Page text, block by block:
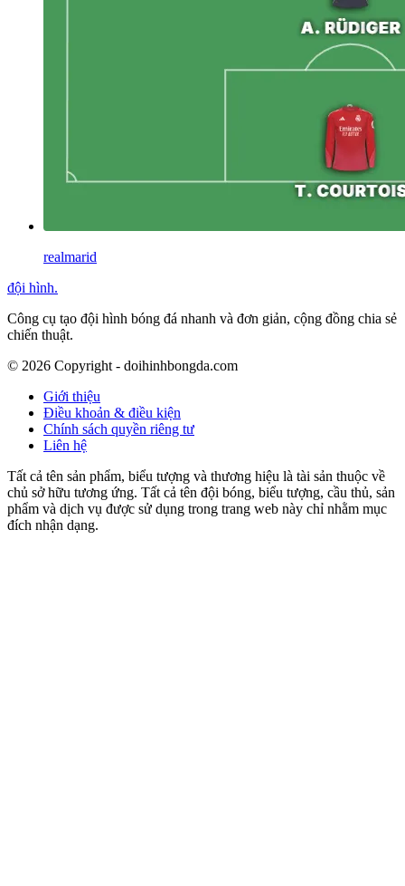
realmarid
đội hình.
Công cụ tạo đội hình bóng đá nhanh và đơn giản, cộng đồng chia sẻ
chiến thuật.
© 2026 Copyright - doihinhbongda.com
Giới thiệu
Điều khoản & điều kiện
Chính sách quyền riêng tư
Liên hệ
Tất cả tên sản phẩm, biểu tượng và thương hiệu là tài sản thuộc về
chủ sở hữu tương ứng. Tất cả tên đội bóng, biểu tượng, cầu thủ, sản
phẩm và dịch vụ được sử dụng trong trang web này chỉ nhằm mục
đích nhận dạng.